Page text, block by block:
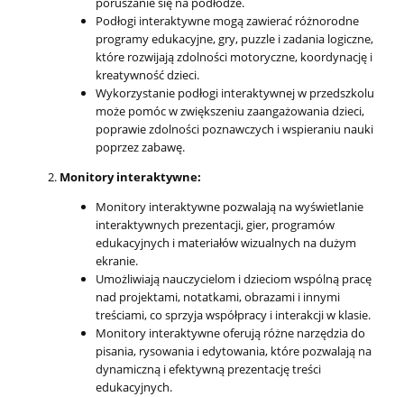
Podłogi interaktywne mogą zawierać różnorodne
programy edukacyjne, gry, puzzle i zadania logiczne,
które rozwijają zdolności motoryczne, koordynację i
kreatywność dzieci.
Wykorzystanie podłogi interaktywnej w przedszkolu
może pomóc w zwiększeniu zaangażowania dzieci,
poprawie zdolności poznawczych i wspieraniu nauki
poprzez zabawę.
Monitory interaktywne:
Monitory interaktywne pozwalają na wyświetlanie
interaktywnych prezentacji, gier, programów
edukacyjnych i materiałów wizualnych na dużym
ekranie.
Umożliwiają nauczycielom i dzieciom wspólną pracę
nad projektami, notatkami, obrazami i innymi
treściami, co sprzyja współpracy i interakcji w klasie.
Monitory interaktywne oferują różne narzędzia do
pisania, rysowania i edytowania, które pozwalają na
dynamiczną i efektywną prezentację treści
edukacyjnych.